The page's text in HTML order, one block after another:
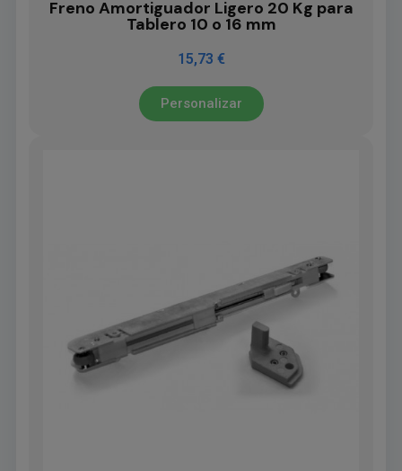
Freno Amortiguador Ligero 20 Kg para
Tablero 10 o 16 mm
15,73 €
Personalizar